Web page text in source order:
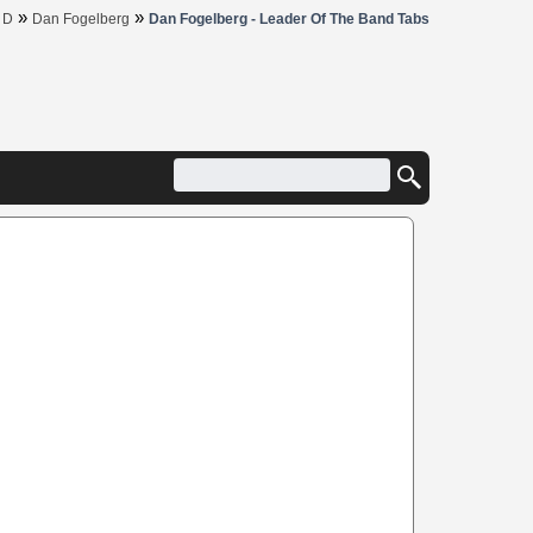
D » Dan Fogelberg » Dan Fogelberg - Leader Of The Band Tabs